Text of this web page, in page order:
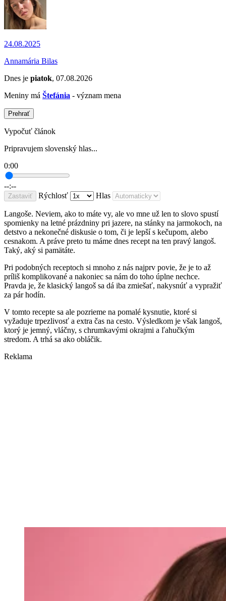
24.08.2025
Annamária Bilas
Dnes je piatok, 07.08.2026
Meniny má Štefánia - význam mena
Prehrať
Vypočuť článok
Pripravujem slovenský hlas...
0:00
--:--
Zastaviť Rýchlosť Hlas
Langoše. Neviem, ako to máte vy, ale vo mne už len to slovo spustí
spomienky na letné prázdniny pri jazere, na stánky na jarmokoch, na
detstvo a nekonečné diskusie o tom, či je lepší s kečupom, alebo
cesnakom. A práve preto tu máme dnes recept na ten pravý langoš.
Taký, aký si pamätáte.
Pri podobných receptoch si mnoho z nás najprv povie, že je to až
príliš komplikované a nakoniec sa nám do toho úplne nechce.
Pravda je, že klasický langoš sa dá iba zmiešať, nakysnúť a vypražiť
za pár hodín.
V tomto recepte sa ale pozrieme na pomalé kysnutie, ktoré si
vyžaduje trpezlivosť a extra čas na cesto. Výsledkom je však langoš,
ktorý je jemný, vláčny, s chrumkavými okrajmi a ľahučkým
stredom. A trhá sa ako obláčik.
Reklama